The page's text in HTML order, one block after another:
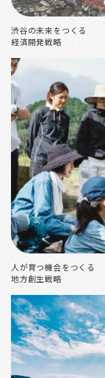
渋谷の未来をつくる
経済開発戦略
人が育つ機会をつくる
地方創生戦略